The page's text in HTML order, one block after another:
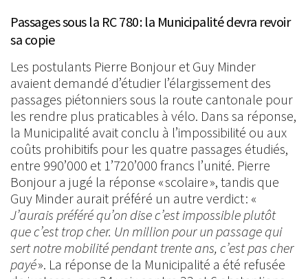
Passages sous la RC 780 : la Municipalité devra revoir
sa copie
Les postulants Pierre Bonjour et Guy Minder
avaient demandé d’étudier l’élargissement des
passages piétonniers sous la route cantonale pour
les rendre plus praticables à vélo. Dans sa réponse,
la Municipalité avait conclu à l’impossibilité ou aux
coûts prohibitifs pour les quatre passages étudiés,
entre 990’000 et 1’720’000 francs l’unité. Pierre
Bonjour a jugé la réponse « scolaire », tandis que
Guy Minder aurait préféré un autre verdict : «
J’aurais préféré qu’on dise c’est impossible plutôt
que c’est trop cher. Un million pour un passage qui
sert notre mobilité pendant trente ans, c’est pas cher
payé». La réponse de la Municipalité a été refusée